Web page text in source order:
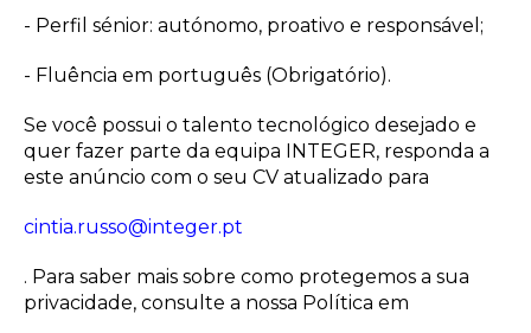
- Perfil sénior: autónomo, proativo e responsável;
- Fluência em português (Obrigatório).
Se você possui o talento tecnológico desejado e
quer fazer parte da equipa INTEGER, responda a
este anúncio com o seu CV atualizado para
cintia.russo@integer.pt
. Para saber mais sobre como protegemos a sua
privacidade, consulte a nossa Política em